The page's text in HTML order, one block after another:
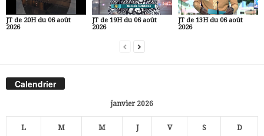
JT de 20H du 06 août
2026
JT de 19H du 06 août
2026
JT de 13H du 06 août
2026
Calendrier
janvier 2026
L M M J V S D